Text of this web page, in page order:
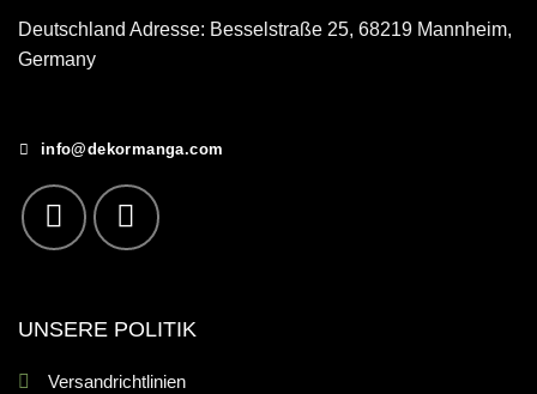
Deutschland Adresse: Besselstraße 25, 68219 Mannheim,
Germany
info@dekormanga.com
UNSERE POLITIK
Versandrichtlinien